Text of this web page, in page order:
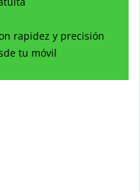
rapidez y precisión
tu móvil